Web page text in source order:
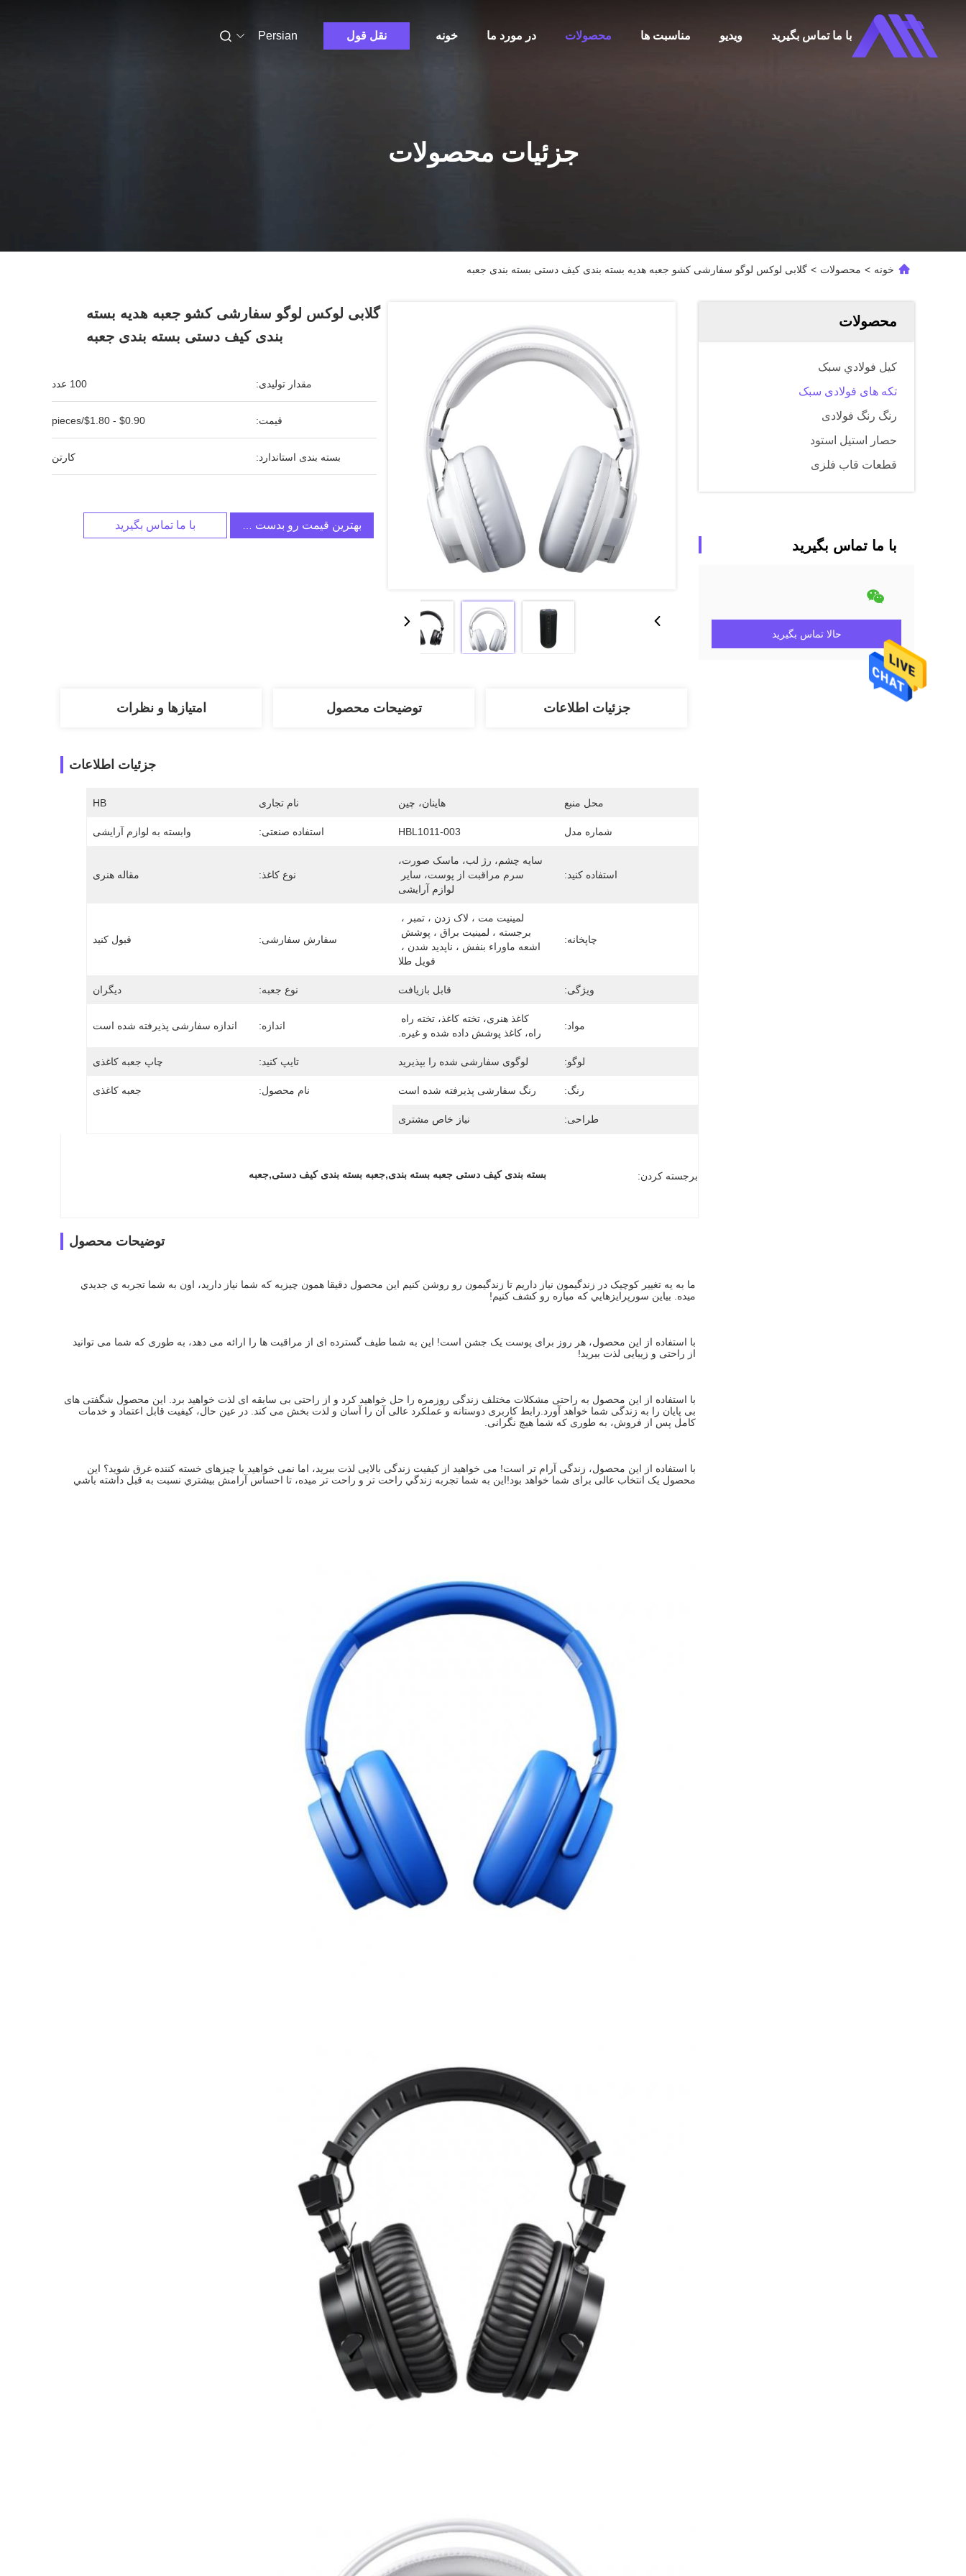
خونه در مورد ما محصولات مناسبت ها ویدیو با ما تماس بگیرید نقل قول Persian
جزئیات محصولات
خونه > محصولات > گلابی لوکس لوگو سفارشی کشو جعبه هدیه بسته بندی کیف دستی بسته بندی جعبه
محصولات
کيل فولادي سبک
تکه های فولادی سبک
رنگ رنگ فولادی
حصار استیل استود
قطعات قاب فلزی
با ما تماس بگیرید
حالا تماس بگیرید
گلابی لوکس لوگو سفارشی کشو جعبه هدیه بسته
بندی کیف دستی بسته بندی جعبه
مقدار تولیدی: 100 عدد
قیمت: $0.90 - $1.80/pieces
بسته بندی استاندارد: کارتن
بهترین قیمت رو بدست بیار با ما تماس بگیرید
جزئیات اطلاعات توضیحات محصول امتیازها و نظرات
جزئیات اطلاعات
محل منبع هاینان، چین نام تجاری HB
شماره مدل HBL1011-003 استفاده صنعتی: وابسته به لوازم آرایشی
استفاده کنید:
لوازم آرایشی
نوع کاغذ: مقاله هنری
چاپخانه:
فویل طلا
سفارش سفارشی: قبول کنید
ویژگی: قابل بازیافت نوع جعبه: دیگران
مواد:
راه، کاغذ پوشش داده شده و غیره.
اندازه: اندازه سفارشی پذیرفته شده است
لوگو: لوگوی سفارشی شده را بپذیرید تایپ کنید: چاپ جعبه کاغذی
رنگ: رنگ سفارشی پذیرفته شده است نام محصول: جعبه کاغذی
طراحی: نیاز خاص مشتری
برجسته کردن: بسته بندی کیف دستی جعبه بسته بندی,جعبه بسته بندی کیف دستی,جعبه
توضیحات محصول
ميده. بياين سورپرايزهايي که مياره رو کشف کنيم!
از راحتی و زیبایی لذت ببرید!
کامل پس از فروش، به طوری که شما هیچ نگرانی.
محصول یک انتخاب عالی برای شما خواهد بود!اين به شما تجربه زندگي راحت تر و راحت تر ميده، تا احساس آرامش بيشتري نسبت به قبل داشته باشي